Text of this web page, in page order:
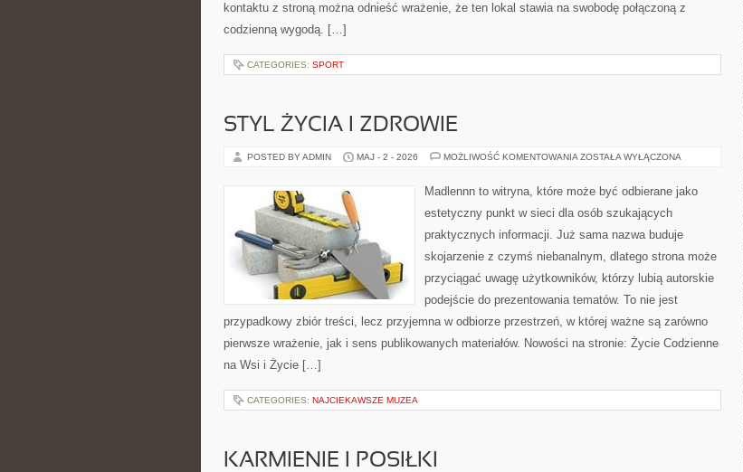
kontaktu z stroną można odnieść wrażenie, że ten lokal stawia na swobodę połączoną z
codzienną wygodą. […]
CATEGORIES: SPORT
STYL ŻYCIA I ZDROWIE
POSTED BY ADMIN MAJ - 2 - 2026 MOŻLIWOŚĆ KOMENTOWANIA STYL
ZDROWIE
ZOSTAŁA WYŁĄCZONA
Madlennn to witryna, które może być odbierane jako
estetyczny punkt w sieci dla osób szukających
praktycznych informacji. Już sama nazwa buduje
skojarzenie z czymś niebanalnym, dlatego strona może
przyciągać uwagę użytkowników, którzy lubią autorskie
podejście do prezentowania tematów. To nie jest
przypadkowy zbiór treści, lecz przyjemna w odbiorze przestrzeń, w której ważne są zarówno
pierwsze wrażenie, jak i sens publikowanych materiałów. Nowości na stronie: Życie Codzienne
na Wsi i Życie […]
CATEGORIES: NAJCIEKAWSZE MUZEA
KARMIENIE I POSIŁKI